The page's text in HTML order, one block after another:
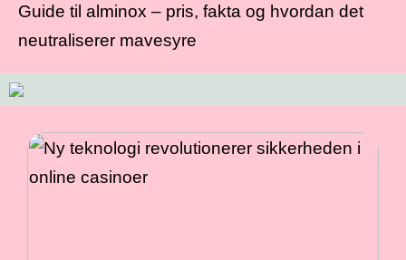
Guide til alminox – pris, fakta og hvordan det
neutraliserer mavesyre